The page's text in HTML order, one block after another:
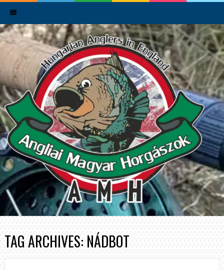
TAG ARCHIVES: NÁDBOT